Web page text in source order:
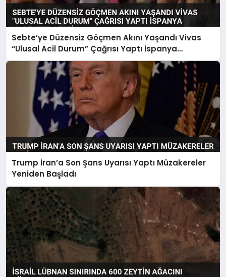
Sebte’ye Düzensiz Göçmen Akını Yaşandı Vivas
“Ulusal Acil Durum” Çağrısı Yaptı İspanya
Harekete Geçti
Trump İran’a Son Şans Uyarısı Yaptı Müzakereler
Yeniden Başladı